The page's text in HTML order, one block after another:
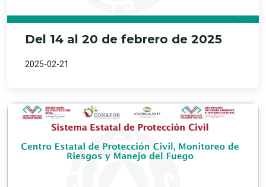
Del 14 al 20 de febrero de 2025
2025-02-21